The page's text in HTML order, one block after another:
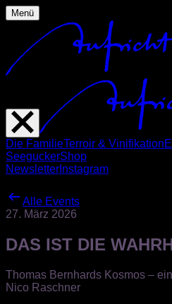
Menü
Die FamilieTerroir & Vinifikation
SeeguckerShop
Newsletter Instagram
Alle Events
27. März 2026
DAS IST DIE
Thomas Bernhards Kosmos –
Nico Raschner